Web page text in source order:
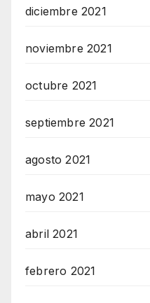
diciembre 2021
noviembre 2021
octubre 2021
septiembre 2021
agosto 2021
mayo 2021
abril 2021
febrero 2021